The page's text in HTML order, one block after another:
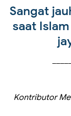
Sangat
saat
Kontributor